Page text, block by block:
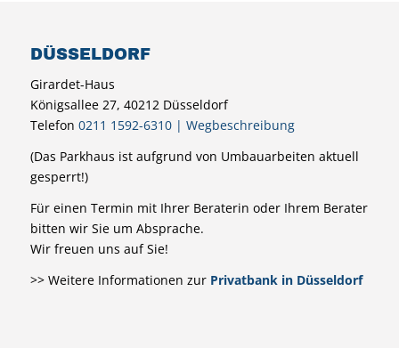
DÜSSELDORF
Girardet-Haus
Königsallee 27, 40212 Düsseldorf
Telefon 0211 1592-6310 | Wegbeschreibung
(Das Parkhaus ist aufgrund von Umbauarbeiten aktuell
gesperrt!)
Für einen Termin mit Ihrer Beraterin oder Ihrem Berater
bitten wir Sie um Absprache.
Wir freuen uns auf Sie!
>> Weitere Informationen zur Privatbank in Düsseldorf